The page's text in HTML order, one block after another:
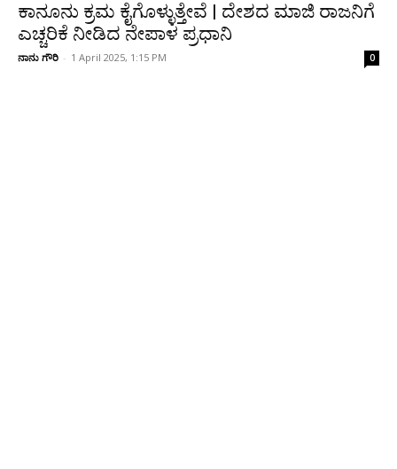
ಕಾನೂನು ಕ್ರಮ ಕೈಗೊಳ್ಳುತ್ತೇವೆ | ದೇಶದ ಮಾಜಿ ರಾಜನಿಗೆ
ಎಚ್ಚರಿಕೆ ನೀಡಿದ ನೇಪಾಳ ಪ್ರಧಾನಿ
ನಾನು ಗೌರಿ - 1 April 2025, 1:15 PM 0